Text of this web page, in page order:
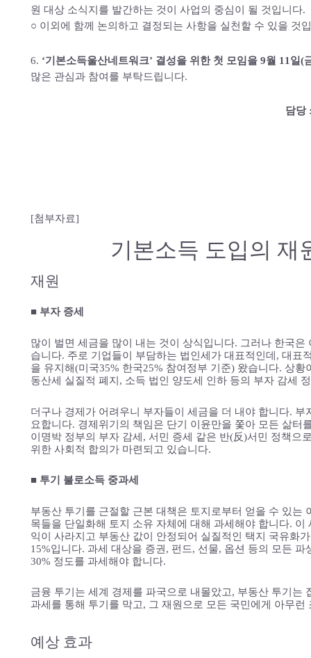
원 대상 소식지를 발간하는 것이 사업의 중심이 될 것입니다.
○ 이외에 함께 논의하고 결정되는 사항을 실천할 수 있을 것
6. ‘기본소득울산네트워크’ 결성을 위한 첫 모임을 9월 11일(
많은 관심과 참여를 부탁드립니다.
담당
[첨부자료]
기본소득 도입의 재
재원
■ 부자 증세
많이 벌면 세금을 많이 내는 것이 상식입니다. 그러나 한국
습니다. 주로 기업들이 부담하는 법인세가 대표적인데, 대표
을 유지해(미국35% 한국25% 참여정부 기준) 왔습니다. 상
동산세 실질적 폐지, 소득 법인 양도세 인하 등의 부자 감세
더구나 경제가 어려우니 부자들이 세금을 더 내야 합니다.
요합니다. 경제위기의 책임은 단기 이윤만을 쫓아 모든 삶터
이명박 정부의 부자 감세, 서민 증세 같은 반(反)서민 정책으
위한 사회적 합의가 마련되고 있습니다.
■ 투기 불로소득 중과세
부동산 투기를 근절할 근본 대책은 토지로부터 얻을 수 있는
목들을 단일화해 토지 소유 자체에 대해 과세해야 합니다.
익이 사라지고 부동산 값이 안정되어 실질적인 택지 국유화
15%입니다. 과세 대상을 증권, 펀드, 선물, 옵션 등의 모든
30% 정도를 과세해야 합니다.
금융 투기는 세계 경제를 파국으로 내몰았고, 부동산 투기는
과세를 통해 투기를 막고, 그 재원으로 모든 국민에게 아무
예상 효과